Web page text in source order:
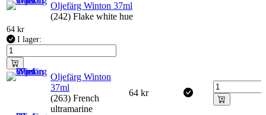
Oljefärg Winton 37ml
(242) Flake white hue
64 kr
I lager:
Oljefärg Winton
37ml
(263) French
ultramarine
64 kr